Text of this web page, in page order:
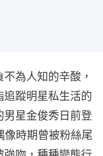
為人知的辛酸，
蹤明星私生活的
男星金俊秀日前登
像時期曾被粉絲尾